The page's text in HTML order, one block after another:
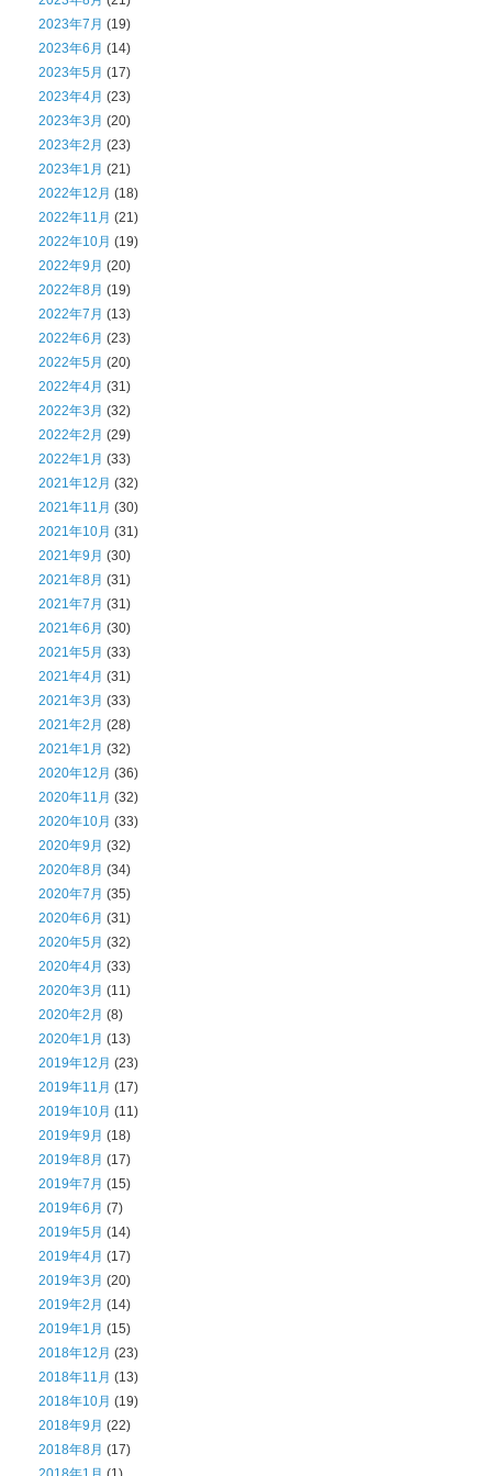
2023年7月 (19)
2023年6月 (14)
2023年5月 (17)
2023年4月 (23)
2023年3月 (20)
2023年2月 (23)
2023年1月 (21)
2022年12月 (18)
2022年11月 (21)
2022年10月 (19)
2022年9月 (20)
2022年8月 (19)
2022年7月 (13)
2022年6月 (23)
2022年5月 (20)
2022年4月 (31)
2022年3月 (32)
2022年2月 (29)
2022年1月 (33)
2021年12月 (32)
2021年11月 (30)
2021年10月 (31)
2021年9月 (30)
2021年8月 (31)
2021年7月 (31)
2021年6月 (30)
2021年5月 (33)
2021年4月 (31)
2021年3月 (33)
2021年2月 (28)
2021年1月 (32)
2020年12月 (36)
2020年11月 (32)
2020年10月 (33)
2020年9月 (32)
2020年8月 (34)
2020年7月 (35)
2020年6月 (31)
2020年5月 (32)
2020年4月 (33)
2020年3月 (11)
2020年2月 (8)
2020年1月 (13)
2019年12月 (23)
2019年11月 (17)
2019年10月 (11)
2019年9月 (18)
2019年8月 (17)
2019年7月 (15)
2019年6月 (7)
2019年5月 (14)
2019年4月 (17)
2019年3月 (20)
2019年2月 (14)
2019年1月 (15)
2018年12月 (23)
2018年11月 (13)
2018年10月 (19)
2018年9月 (22)
2018年8月 (17)